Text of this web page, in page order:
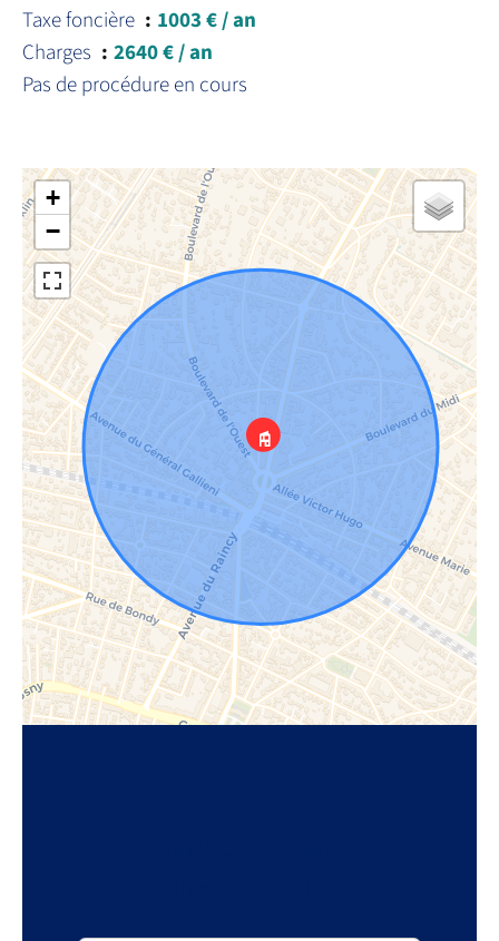
Taxe foncière
1003 € / an
Charges
2640 € / an
Pas de procédure en cours
+
−